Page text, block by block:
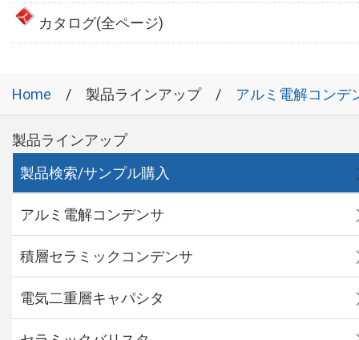
カタログ(全ページ)
Home 製品ラインアップ アルミ電解コンデ
製品ラインアップ
製品検索/サンプル購入
アルミ電解コンデンサ
積層セラミックコンデンサ
電気二重層キャパシタ